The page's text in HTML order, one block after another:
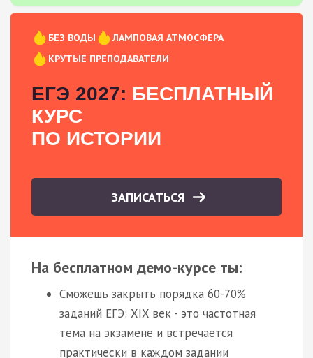
БЕЗ ВОДЫ
ЛАМПОВАЯ АТМОСФЕРА
КРУТЫЕ ПРЕПОДАВАТЕЛИ
ЕГЭ 2027: БЕСПЛАТНЫЙ
КУРС
ПО ИСТОРИИ
ЗАПИСАТЬСЯ
На бесплатном демо-курсе ты:
Сможешь закрыть порядка 60-70%
заданий ЕГЭ: XIX век - это частотная
тема на экзамене и встречается
практически в каждом задании